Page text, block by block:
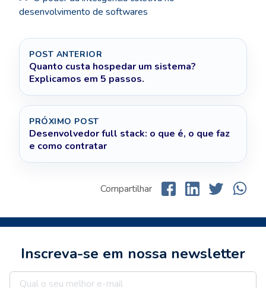
desenvolvimento de softwares
POST ANTERIOR
Quanto custa hospedar um sistema?
Explicamos em 5 passos.
PRÓXIMO POST
Desenvolvedor full stack: o que é, o que faz
e como contratar
Compartilhar
Inscreva-se em nossa newsletter